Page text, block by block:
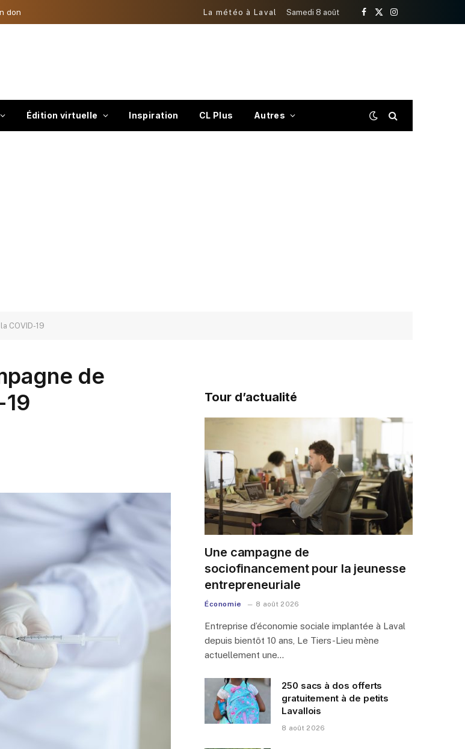
don La météo à Laval Samedi 8 août
Facebook
X
Instagram
Édition virtuelle Inspiration CL Plus Autres
COVID-19
de
Tour d’actualité
Une campagne de
sociofinancement pour la jeunesse
entrepreneuriale
Économie 8 août 2026
Entreprise d’économie sociale implantée à Laval
depuis bientôt 10 ans, Le Tiers-Lieu mène
actuellement une…
250 sacs à dos offerts
gratuitement à de petits
Lavallois
8 août 2026